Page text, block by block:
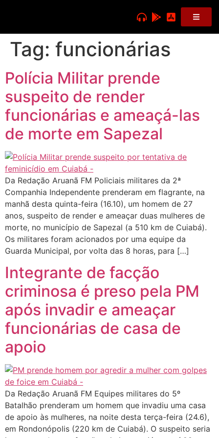
Tag: funcionárias
Polícia Militar prende
suspeito de render
funcionárias e ameaçá-las
de morte em Sapezal
Da Redação Aruanã FM Policiais militares da 2ª
Companhia Independente prenderam em flagrante, na
manhã desta quinta-feira (16.10), um homem de 27
anos, suspeito de render e ameaçar duas mulheres de
morte, no município de Sapezal (a 510 km de Cuiabá).
Os militares foram acionados por uma equipe da
Guarda Municipal, por volta das 8 horas, para […]
Integrante de facção
criminosa é preso pela PM
após invadir e ameaçar
funcionárias de casa de
apoio
Da Redação Aruanã FM Equipes militares do 5º
Batalhão prenderam um homem que invadiu uma casa
de apoio às mulheres, na noite desta terça-feira (24.6),
em Rondonópolis (220 km de Cuiabá). O suspeito seria